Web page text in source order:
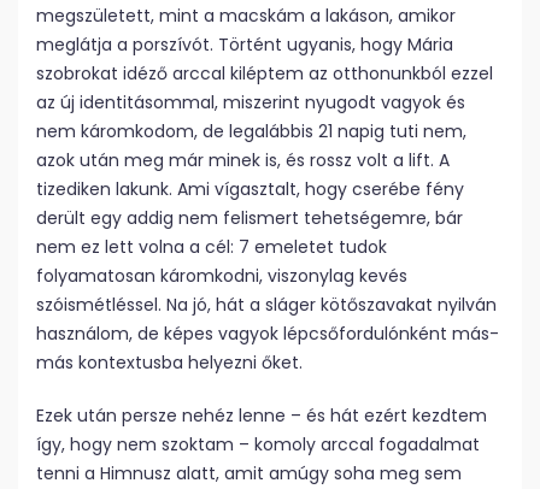
megszületett, mint a macskám a lakáson, amikor
meglátja a porszívót. Történt ugyanis, hogy Mária
szobrokat idéző arccal kiléptem az otthonunkból ezzel
az új identitásommal, miszerint nyugodt vagyok és
nem káromkodom, de legalábbis 21 napig tuti nem,
azok után meg már minek is, és rossz volt a lift. A
tizediken lakunk. Ami vígasztalt, hogy cserébe fény
derült egy addig nem felismert tehetségemre, bár
nem ez lett volna a cél: 7 emeletet tudok
folyamatosan káromkodni, viszonylag kevés
szóismétléssel. Na jó, hát a sláger kötőszavakat nyilván
használom, de képes vagyok lépcsőfordulónként más-
más kontextusba helyezni őket.
Ezek után persze nehéz lenne – és hát ezért kezdtem
így, hogy nem szoktam – komoly arccal fogadalmat
tenni a Himnusz alatt, amit amúgy soha meg sem